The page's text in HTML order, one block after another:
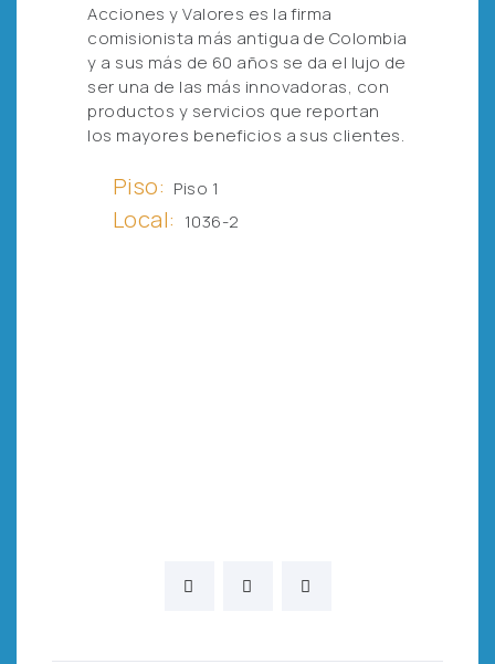
Acciones y Valores es la firma
comisionista más antigua de Colombia
y a sus más de 60 años se da el lujo de
ser una de las más innovadoras, con
productos y servicios que reportan
los mayores beneficios a sus clientes.
Piso: Piso 1
Local: 1036-2